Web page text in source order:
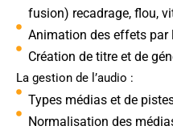
fusion) recadrage, flou,
Animation des effets par
Création de titre et de
La gestion de l’audio :
Types médias et de
Normalisation des